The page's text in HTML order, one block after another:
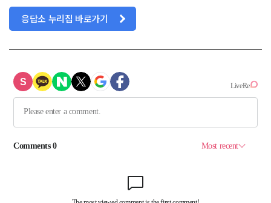
응답소 누리집 바로가기